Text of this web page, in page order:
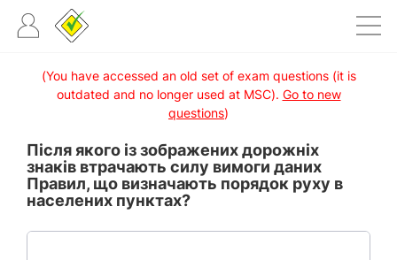
(You have accessed an old set of exam questions (it is
outdated and no longer used at MSC). Go to new
questions)
Після якого із зображених дорожніх
знаків втрачають силу вимоги даних
Правил, що визначають порядок руху в
населених пунктах?